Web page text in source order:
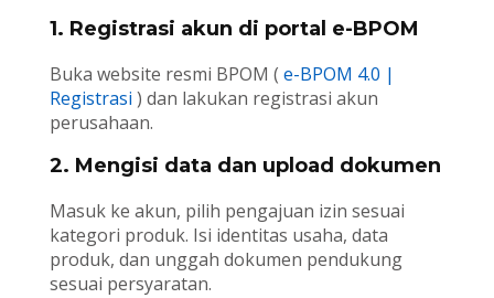
1. Registrasi akun di portal e-BPOM
Buka website resmi BPOM ( e-BPOM 4.0 |
Registrasi ) dan lakukan registrasi akun
perusahaan.
2. Mengisi data dan upload dokumen
Masuk ke akun, pilih pengajuan izin sesuai
kategori produk. Isi identitas usaha, data
produk, dan unggah dokumen pendukung
sesuai persyaratan.